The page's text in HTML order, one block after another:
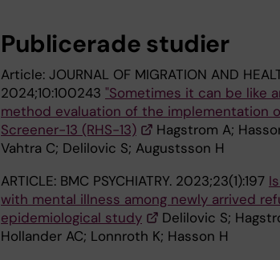
Publicerade studier
Article: JOURNAL OF MIGRATION AND
2024;10:100243 "Sometimes it can be like
method evaluation of the implementation
Screener-13 (RHS-13)
Hagstrom A;
Vahtra C; Delilovic S; Augustsson H
ARTICLE: BMC PSYCHIATRY. 2023;23(1):197
with mental illness among newly arrived
epidemiological study
Delilovic S;
Hollander AC; Lonnroth K; Hasson H